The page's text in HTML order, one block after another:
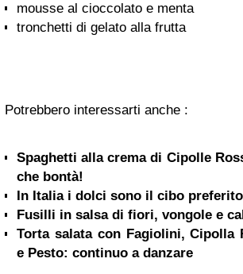
mousse al cioccolato e menta
tronchetti di gelato alla frutta
Potrebbero interessarti anche :
Spaghetti alla crema di Cipolle
che bontà!
In Italia i dolci sono il cibo preferito
Fusilli in salsa di fiori, vongole e
Torta salata con Fagiolini, Cipolla
e Pesto: continuo a danzare